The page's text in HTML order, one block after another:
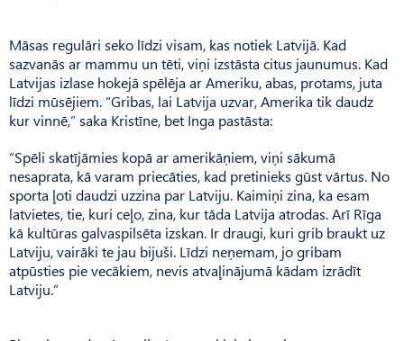
Māsas regulāri seko līdzi visam, kas notiek Latvijā. Kad
sazvanās ar mammu un tēti, viņi izstāsta citus jaunumus. Kad
Latvijas izlase hokejā spēlēja ar Ameriku, abas, protams, juta
līdzi mūsējiem. “Gribas, lai Latvija uzvar, Amerika tik daudz
kur vinnē,” saka Kristīne, bet Inga pastāsta:
“Spēli skatījāmies kopā ar amerikāņiem, viņi sākumā
nesaprata, kā varam priecāties, kad pretinieks gūst vārtus. No
sporta ļoti daudzi uzzina par Latviju. Kaimiņi zina, ka esam
latvietes, tie, kuri ceļo, zina, kur tāda Latvija atrodas. Arī Rīga
kā kultūras galvaspilsēta izskan. Ir draugi, kuri grib braukt uz
Latviju, vairāki te jau bijuši. Līdzi neņemam, jo gribam
atpūsties pie vecākiem, nevis atvaļinājumā kādam izrādīt
Latviju.”